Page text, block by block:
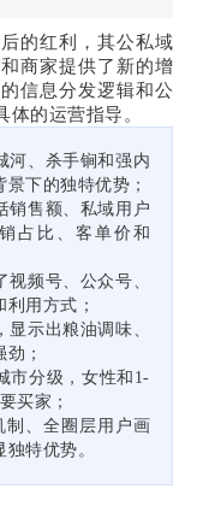
的红利，其公私域
商家提供了新的增
信息分发逻辑和公
的运营指导。
河、杀手锏和强内
下的独特优势；
销售额、私域用户
占比、客单价和
频号、公众号、
用方式；
示出粮油调味、
；
市分级，女性和1-
买家；
制、全圈层用户画
特优势。